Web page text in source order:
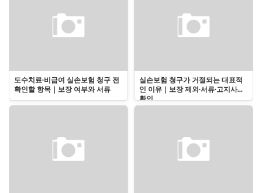
도수치료·비급여 실손보험 청구 전
확인할 항목｜보장 여부와 서류
실손보험 청구가 거절되는 대표적
인 이유｜보장 제외·서류·고지사항
확인